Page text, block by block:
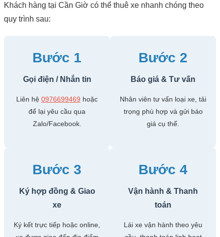
Khách hàng tại Cần Giờ có thể thuê xe nhanh chóng theo
quy trình sau:
Bước 1
Gọi điện / Nhắn tin
Liên hệ 0976699469 hoặc
để lại yêu cầu qua
Zalo/Facebook.
Bước 2
Báo giá & Tư vấn
Nhân viên tư vấn loại xe, tải
trọng phù hợp và gửi báo
giá cụ thể.
Bước 3
Ký hợp đồng & Giao
xe
Ký kết trực tiếp hoặc online,
Bước 4
Vận hành & Thanh
toán
Lái xe vận hành theo yêu